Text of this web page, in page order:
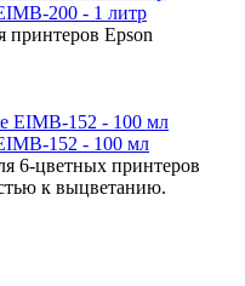
200 - 1 литр
принтеров Epson
152 - 100 мл
6-цветных принтеров
к выцветанию.